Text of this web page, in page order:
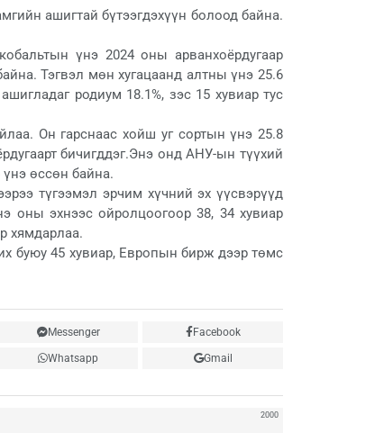
ашигтай бүтээгдэхүүн болоод байна.
үнэ 2024 оны арванхоёрдугаар
Тэгвэл мөн хугацаанд алтны үнэ 25.6
родиум 18.1%, зэс 15 хувиар тус
Он гарснаас хойш уг сортын үнэ 25.8
бичигддэг.Энэ онд АНУ-ын түүхий
үнэ өссөн байна.
түгээмэл эрчим хүчний эх үүсвэрүүд
оны эхнээс ойролцоогоор 38, 34 хувиар
хямдарлаа.
буюу 45 хувиар, Европын бирж дээр төмс
Messenger Facebook
Whatsapp Gmail
2000